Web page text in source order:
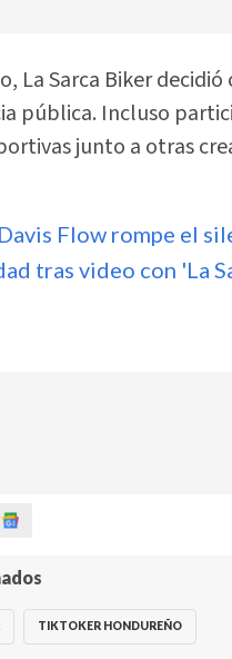
La Sarca Biker
pública. Incluso
junto a otras
Davis Flow rompe el
tras video con 'La
TIKTOKER HONDUREÑO